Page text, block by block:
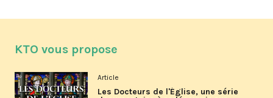
KTO vous propose
Article
Les Docteurs de l'Église, une série